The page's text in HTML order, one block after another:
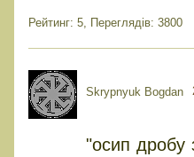
Рейтинг: 5, Переглядів: 3800
Skrypnyuk Bogdan
"осип дробу